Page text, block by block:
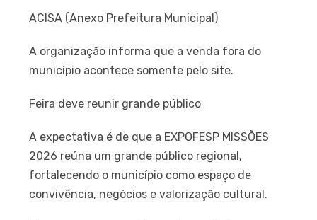
ACISA (Anexo Prefeitura Municipal)
A organização informa que a venda fora do
município acontece somente pelo site.
Feira deve reunir grande público
A expectativa é de que a EXPOFESP MISSÕES
2026 reúna um grande público regional,
fortalecendo o município como espaço de
convivência, negócios e valorização cultural.